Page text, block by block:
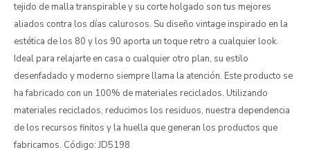
tejido de malla transpirable y su corte holgado son tus mejores
aliados contra los días calurosos. Su diseño vintage inspirado en la
estética de los 80 y los 90 aporta un toque retro a cualquier look.
Ideal para relajarte en casa o cualquier otro plan, su estilo
desenfadado y moderno siempre llama la atención. Este producto se
ha fabricado con un 100% de materiales reciclados. Utilizando
materiales reciclados, reducimos los residuos, nuestra dependencia
de los recursos finitos y la huella que generan los productos que
fabricamos. Código: JD5198